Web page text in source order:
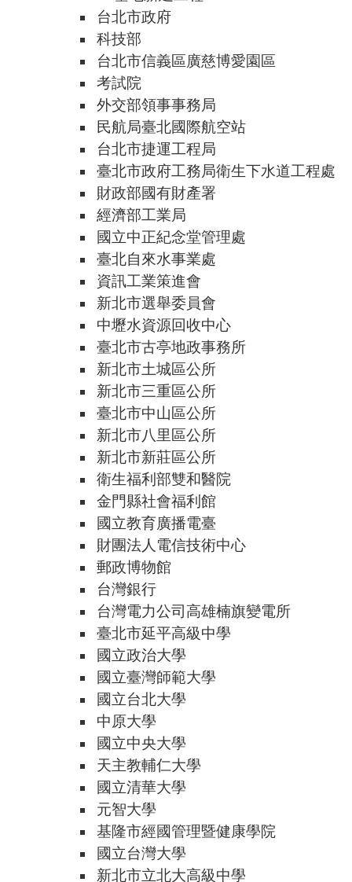
台北市政府
科技部
台北市信義區廣慈博愛園區
考試院
外交部領事事務局
民航局臺北國際航空站
台北市捷運工程局
臺北市政府工務局衛生下水道工程處
財政部國有財產署
經濟部工業局
國立中正紀念堂管理處
臺北自來水事業處
資訊工業策進會
新北市選舉委員會
中壢水資源回收中心
臺北市古亭地政事務所
新北市土城區公所
新北市三重區公所
臺北市中山區公所
新北市八里區公所
新北市新莊區公所
衛生福利部雙和醫院
金門縣社會福利館
國立教育廣播電臺
財團法人電信技術中心
郵政博物館
台灣銀行
台灣電力公司高雄楠旗變電所
臺北市延平高級中學
國立政治大學
國立臺灣師範大學
國立台北大學
中原大學
國立中央大學
天主教輔仁大學
國立清華大學
元智大學
基隆市經國管理暨健康學院
國立台灣大學
新北市立北大高級中學